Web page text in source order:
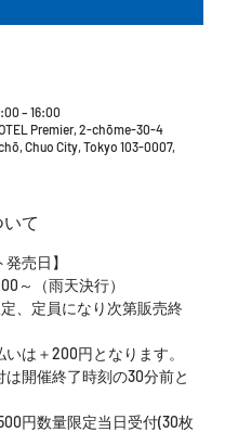
– 16:00
Premier, 2-chōme-30-4
Chuo City, Tokyo 103-0007,
て
発売日】
～（雨天決行）
定、定員になり次第販売終
は＋200円となります。
は開催終了時刻の30分前と
円数量限定当日受付(30枚